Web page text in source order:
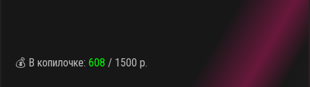
💰 В копилочке:608/ 1500 р.